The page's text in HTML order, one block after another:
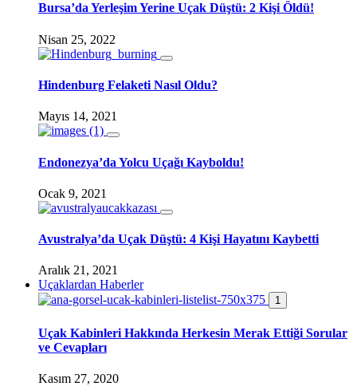
Bursa’da Yerleşim Yerine Uçak Düştü: 2 Kişi Öldü!
Nisan 25, 2022
Hindenburg Felaketi Nasıl Oldu?
Mayıs 14, 2021
Endonezya’da Yolcu Uçağı Kayboldu!
Ocak 9, 2021
Avustralya’da Uçak Düştü: 4 Kişi Hayatını Kaybetti
Aralık 21, 2021
Uçaklardan Haberler
1
Uçak Kabinleri Hakkında Herkesin Merak Ettiği Sorular
ve Cevapları
Kasım 27, 2020